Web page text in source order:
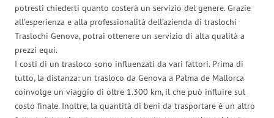
potresti chiederti quanto costerà un servizio del genere. Grazie
all’esperienza e alla professionalità dell’azienda di traslochi
Traslochi Genova, potrai ottenere un servizio di alta qualità a
prezzi equi.
I costi di un trasloco sono influenzati da vari fattori. Prima di
tutto, la distanza: un trasloco da Genova a Palma de Mallorca
coinvolge un viaggio di oltre 1.300 km, il che può influire sul
costo finale. Inoltre, la quantità di beni da trasportare è un altro